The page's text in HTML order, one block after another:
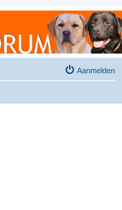
Aanmelden